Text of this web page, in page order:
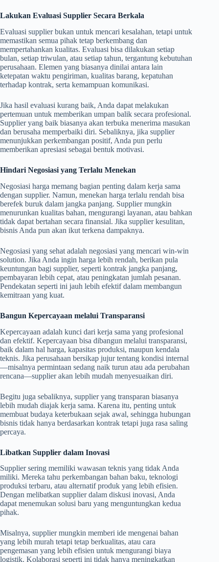
Lakukan Evaluasi Supplier Secara Berkala
Evaluasi supplier bukan untuk mencari kesalahan, tetapi untuk
memastikan semua pihak tetap berkembang dan
mempertahankan kualitas. Evaluasi bisa dilakukan setiap
bulan, setiap triwulan, atau setiap tahun, tergantung kebutuhan
perusahaan. Elemen yang biasanya dinilai antara lain
ketepatan waktu pengiriman, kualitas barang, kepatuhan
terhadap kontrak, serta kemampuan komunikasi.
Jika hasil evaluasi kurang baik, Anda dapat melakukan
pertemuan untuk memberikan umpan balik secara profesional.
Supplier yang baik biasanya akan terbuka menerima masukan
dan berusaha memperbaiki diri. Sebaliknya, jika supplier
menunjukkan perkembangan positif, Anda pun perlu
memberikan apresiasi sebagai bentuk motivasi.
Hindari Negosiasi yang Terlalu Menekan
Negosiasi harga memang bagian penting dalam kerja sama
dengan supplier. Namun, menekan harga terlalu rendah bisa
berefek buruk dalam jangka panjang. Supplier mungkin
menurunkan kualitas bahan, mengurangi layanan, atau bahkan
tidak dapat bertahan secara finansial. Jika supplier kesulitan,
bisnis Anda pun akan ikut terkena dampaknya.
Negosiasi yang sehat adalah negosiasi yang mencari win-win
solution. Jika Anda ingin harga lebih rendah, berikan pula
keuntungan bagi supplier, seperti kontrak jangka panjang,
pembayaran lebih cepat, atau peningkatan jumlah pesanan.
Pendekatan seperti ini jauh lebih efektif dalam membangun
kemitraan yang kuat.
Bangun Kepercayaan melalui Transparansi
Kepercayaan adalah kunci dari kerja sama yang profesional
dan efektif. Kepercayaan bisa dibangun melalui transparansi,
baik dalam hal harga, kapasitas produksi, maupun kendala
teknis. Jika perusahaan bersikap jujur tentang kondisi internal
—misalnya permintaan sedang naik turun atau ada perubahan
rencana—supplier akan lebih mudah menyesuaikan diri.
Begitu juga sebaliknya, supplier yang transparan biasanya
lebih mudah diajak kerja sama. Karena itu, penting untuk
membuat budaya keterbukaan sejak awal, sehingga hubungan
bisnis tidak hanya berdasarkan kontrak tetapi juga rasa saling
percaya.
Libatkan Supplier dalam Inovasi
Supplier sering memiliki wawasan teknis yang tidak Anda
miliki. Mereka tahu perkembangan bahan baku, teknologi
produksi terbaru, atau alternatif produk yang lebih efisien.
Dengan melibatkan supplier dalam diskusi inovasi, Anda
dapat menemukan solusi baru yang menguntungkan kedua
pihak.
Misalnya, supplier mungkin memberi ide mengenai bahan
yang lebih murah tetapi tetap berkualitas, atau cara
pengemasan yang lebih efisien untuk mengurangi biaya
logistik. Kolaborasi seperti ini tidak hanya meningkatkan